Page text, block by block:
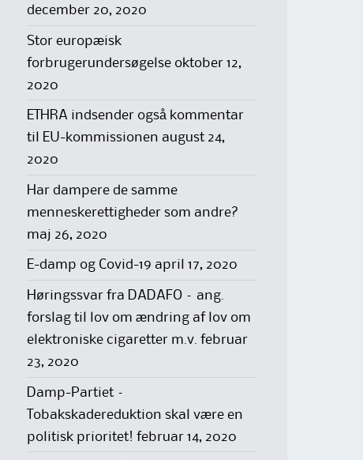
december 20, 2020
Stor europæisk
forbrugerundersøgelse oktober 12,
2020
ETHRA indsender også kommentar
til EU-kommissionen august 24,
2020
Har dampere de samme
menneskerettigheder som andre?
maj 26, 2020
E-damp og Covid-19 april 17, 2020
Høringssvar fra DADAFO – ang.
forslag til lov om ændring af lov om
elektroniske cigaretter m.v. februar
23, 2020
Damp-Partiet –
Tobakskadereduktion skal være en
politisk prioritet! februar 14, 2020